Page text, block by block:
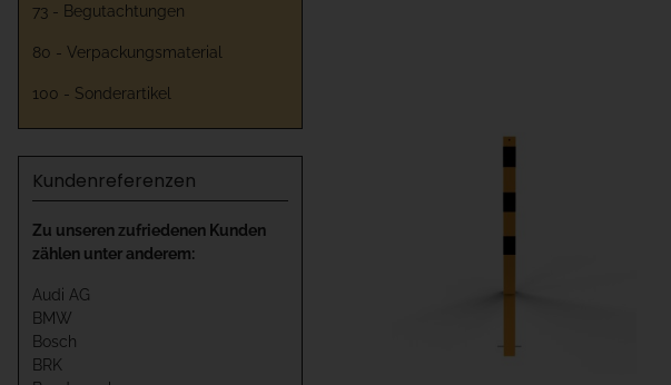
73 - Begutachtungen
80 - Verpackungsmaterial
100 - Sonderartikel
Kundenreferenzen
Zu unseren zufriedenen Kunden
zählen unter anderem:
Audi AG
BMW
Bosch
BRK